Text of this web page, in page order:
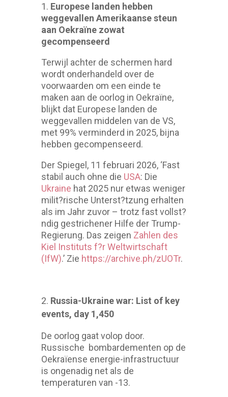
1. Europese landen hebben
weggevallen Amerikaanse steun
aan Oekraïne zowat
gecompenseerd
Terwijl achter de schermen hard
wordt onderhandeld over de
voorwaarden om een einde te
maken aan de oorlog in Oekraïne,
blijkt dat Europese landen de
weggevallen middelen van de VS,
met 99% verminderd in 2025, bijna
hebben gecompenseerd.
Der Spiegel, 11 februari 2026, ‘Fast
stabil auch ohne die USA: Die
Ukraine hat 2025 nur etwas weniger
milit?rische Unterst?tzung erhalten
als im Jahr zuvor – trotz fast vollst?
ndig gestrichener Hilfe der Trump-
Regierung. Das zeigen Zahlen des
Kiel Instituts f?r Weltwirtschaft
(IfW).’ Zie https://archive.ph/zUOTr.
Russia-Ukraine war: List of key
events, day 1,450
De oorlog gaat volop door.
Russische bombardementen op de
Oekraïense energie-infrastructuur
is ongenadig net als de
temperaturen van -13.